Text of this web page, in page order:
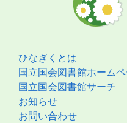
ひなぎくとは
国立国会図書館ホーム
国立国会図書館サーチ
お知らせ
お問い合わせ